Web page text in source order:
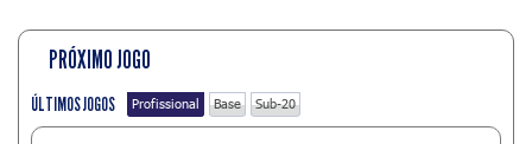
PRÓXIMO JOGO
ÚLTIMOS JOGOS Profissional Base Sub-20